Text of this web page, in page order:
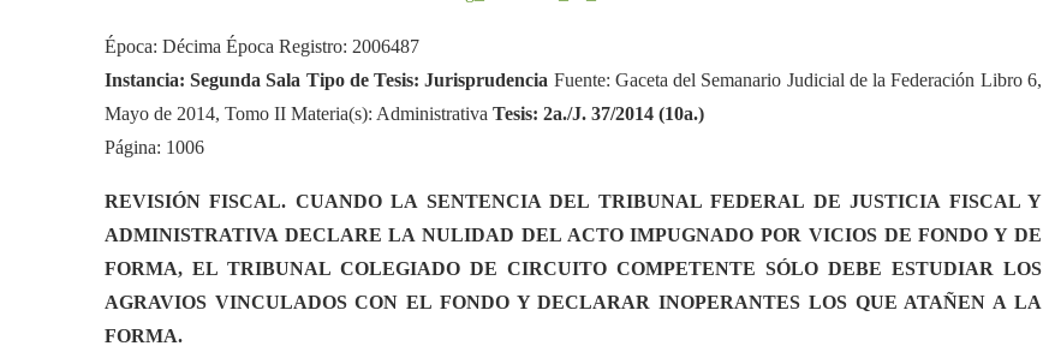
Época: Décima Época Registro: 2006487
Instancia: Segunda Sala Tipo de Tesis: Jurisprudencia Fuente: Gaceta del Semanario Judicial de la Federación Libro 6,
Mayo de 2014, Tomo II Materia(s): Administrativa Tesis: 2a./J. 37/2014 (10a.)
Página: 1006
REVISIÓN FISCAL. CUANDO LA SENTENCIA DEL TRIBUNAL FEDERAL DE JUSTICIA FISCAL Y
ADMINISTRATIVA DECLARE LA NULIDAD DEL ACTO IMPUGNADO POR VICIOS DE FONDO Y DE
FORMA, EL TRIBUNAL COLEGIADO DE CIRCUITO COMPETENTE SÓLO DEBE ESTUDIAR LOS
AGRAVIOS VINCULADOS CON EL FONDO Y DECLARAR INOPERANTES LOS QUE ATAÑEN A LA
FORMA.